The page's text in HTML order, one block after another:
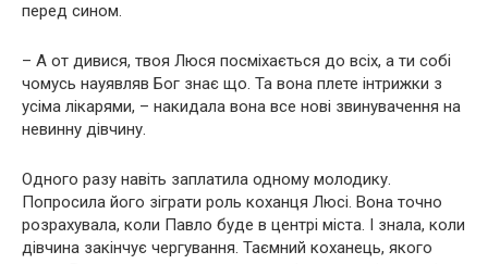
перед сином.
– А от дивися, твоя Люся посміхається до всіх, а ти собі
чомусь науявляв Бог знає що. Та вона плете інтрижки з
усіма лікарями, – накидала вона все нові звинувачення на
невинну дівчину.
Одного разу навіть заплатила одному молодику.
Попросила його зіграти роль коханця Люсі. Вона точно
розрахувала, коли Павло буде в центрі міста. І знала, коли
дівчина закінчує чергування. Таємний коханець, якого